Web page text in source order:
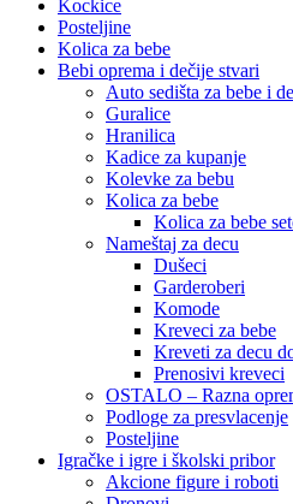
Kockice
Posteljine
Kolica za bebe
Bebi oprema i dečije stvari
Auto sedišta za bebe i
Guralice
Hranilica
Kadice za kupanje
Kolevke za bebu
Kolica za bebe
Kolica za bebe
Nameštaj za decu
Dušeci
Garderoberi
Komode
Kreveci za bebe
Kreveti za decu
Prenosivi kreveci
OSTALO – Razna
Podloge za presvlacenje
Posteljine
Igračke i igre i školski pribor
Akcione figure i roboti